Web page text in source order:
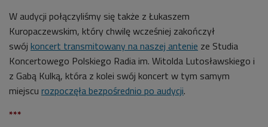
W audycji połączyliśmy się także z Łukaszem
Kuropaczewskim, który chwilę wcześniej zakończył
swój koncert transmitowany na naszej antenie ze Studia
Koncertowego Polskiego Radia im. Witolda Lutosławskiego i
z Gabą Kulką, która z kolei swój koncert w tym samym
miejscu rozpoczęła bezpośrednio po audycji.
***